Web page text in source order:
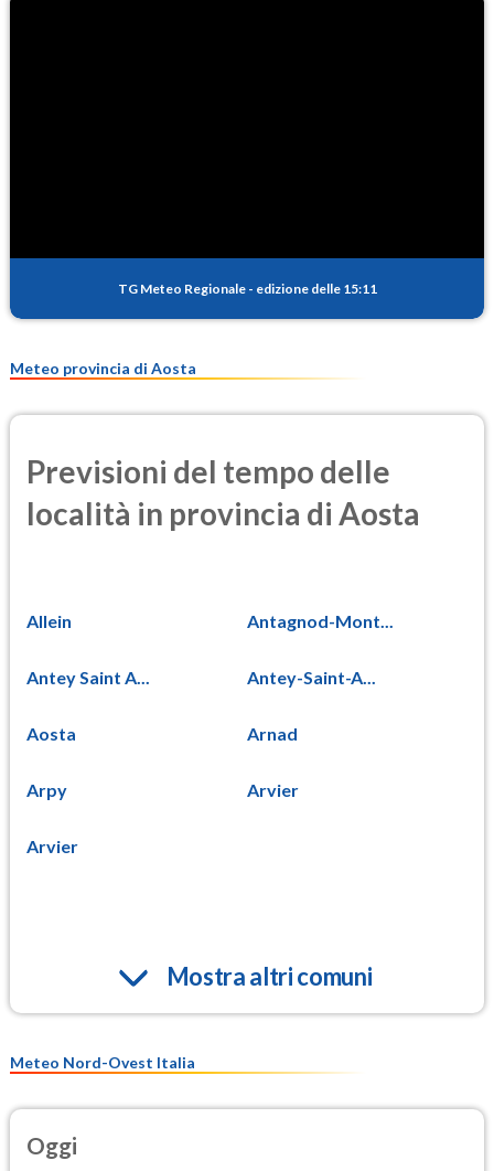
PM25
TG Meteo Regionale - edizione delle 15:11
Meteo provincia di Aosta
Previsioni del tempo delle
località in provincia di Aosta
Allein Antagnod-Mont...
Antey Saint A... Antey-Saint-A...
Aosta Arnad
Arpy Arvier
Arvier
Mostra altri comuni
Meteo Nord-Ovest Italia
Oggi